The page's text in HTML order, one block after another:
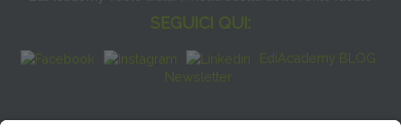
SEGUICI QUI:
EdiAcademy BLOG
Newsletter